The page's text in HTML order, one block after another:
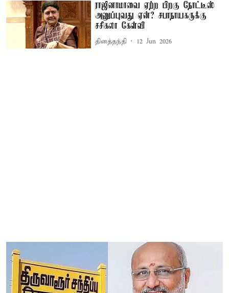
ராஜினாமாவை ஏற்ற பிறகு நோட்டீஸ்
அனுப்புவது ஏன்? சபாநாயகருக்கு
சசிகலா கேள்வி
தினத்தந்தி 12 Jun 2026